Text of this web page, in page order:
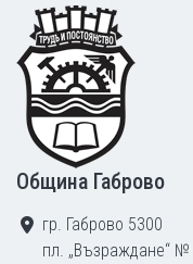
Footer
Община Габрово
гр. Габрово 5300
пл. „Възраждане“ №